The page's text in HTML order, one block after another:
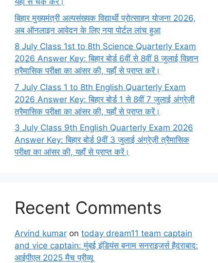
बिहार मुख्यमंत्री अल्पसंख्यक विद्यार्थी प्रोत्साहन योजना 2026,
अब ऑनलाइन आवेदन के लिए नया पोर्टल लांच हुआ
8 July Class 1st to 8th Science Quarterly Exam
2026 Answer Key: बिहार बोर्ड 6वीं से 8वीं 8 जुलाई विज्ञान
त्रैमासिक परीक्षा का आंसर की, यहाँ से प्राप्त करें।
7 July Class 1 to 8th English Quarterly Exam
2026 Answer Key: बिहार बोर्ड 1 से 8वीं 7 जुलाई अंग्रेज़ी
त्रैमासिक परीक्षा का आंसर की, यहाँ से प्राप्त करें।
3 July Class 9th English Quarterly Exam 2026
Answer Key: बिहार बोर्ड 9वीं 3 जुलाई अंग्रेज़ी त्रैमासिक
परीक्षा का आंसर की, यहाँ से प्राप्त करें।
Recent Comments
Arvind kumar on today dream11 team captain
and vice captain: मुंबई इंडियंस बनाम सनराइजर्स हैदराबाद:
आईपीएल 2025 मैच प्रीव्यू